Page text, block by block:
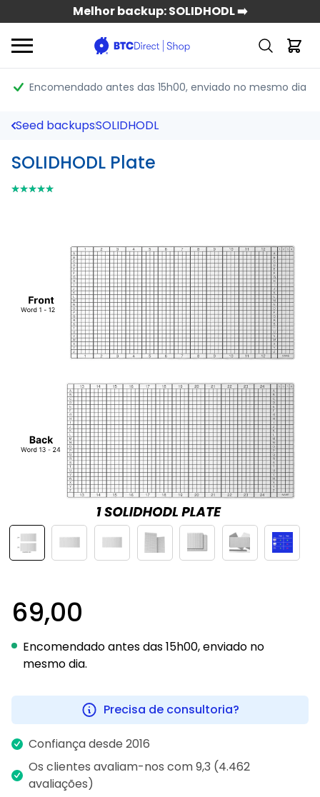
Melhor backup: SOLIDHODL ➡️
Encomendado antes das 15h00, enviado no mesmo dia
Seed backupsSOLIDHODL
SOLIDHODL Plate
⭑⭑⭑⭑⭑
⭑⭑⭑⭑⭑
69,00
Encomendado antes das 15h00, enviado no
mesmo dia.
Precisa de consultoria?
Confiança desde 2016
Os clientes avaliam-nos com 9,3 (4.462
avaliações)